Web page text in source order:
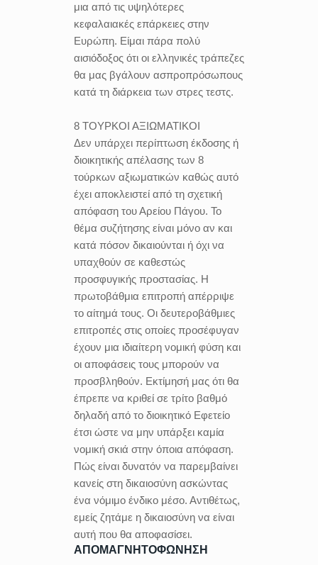
μια από τις υψηλότερες
κεφαλαιακές επάρκειες στην
Ευρώπη. Είμαι πάρα πολύ
αισιόδοξος ότι οι ελληνικές τράπεζες
θα μας βγάλουν ασπροπρόσωπους
κατά τη διάρκεια των στρες τεστς.
8 ΤΟΥΡΚΟΙ ΑΞΙΩΜΑΤΙΚΟΙ
Δεν υπάρχει περίπτωση έκδοσης ή
διοικητικής απέλασης των 8
τούρκων αξιωματικών καθώς αυτό
έχει αποκλειστεί από τη σχετική
απόφαση του Αρείου Πάγου. Το
θέμα συζήτησης είναι μόνο αν και
κατά πόσον δικαιούνται ή όχι να
υπαχθούν σε καθεστώς
προσφυγικής προστασίας. Η
πρωτοβάθμια επιτροπή απέρριψε
το αίτημά τους. Οι δευτεροβάθμιες
επιτροπές στις οποίες προσέφυγαν
έχουν μια ιδιαίτερη νομική φύση και
οι αποφάσεις τους μπορούν να
προσβληθούν. Εκτίμησή μας ότι θα
έπρεπε να κριθεί σε τρίτο βαθμό
δηλαδή από το διοικητικό Εφετείο
έτσι ώστε να μην υπάρξει καμία
νομική σκιά στην όποια απόφαση.
Πώς είναι δυνατόν να παρεμβαίνει
κανείς στη δικαιοσύνη ασκώντας
ένα νόμιμο ένδικο μέσο. Αντιθέτως,
εμείς ζητάμε η δικαιοσύνη να είναι
αυτή που θα αποφασίσει.
ΑΠΟΜΑΓΝΗΤΟΦΩΝΗΣΗ